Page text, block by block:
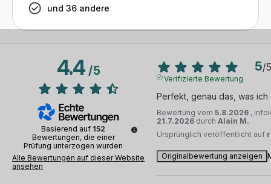
und 36 andere
4.4/5
Basierend auf 152
Bewertungen, die einer
Prüfung unterzogen wurden
Alle Bewertungen auf dieser Website
ansehen
5/5
Verifizierte Bewertung
Perfekt, genau das, was ich
Bewertung vom 5.8.2026 ,
21.7.2026 durch Alain M.
Ursprünglich veröffentlicht auf
Originalbewertung anzeigen